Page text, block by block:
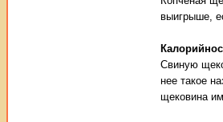
выигрыше,
Свиную
нее такое
щековина